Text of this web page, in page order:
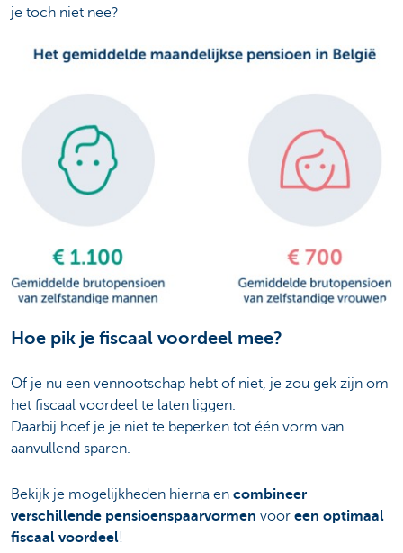
je toch niet nee?
Hoe pik je fiscaal voordeel mee?
Of je nu een vennootschap hebt of niet, je zou gek zijn om
het fiscaal voordeel te laten liggen.
Daarbij hoef je je niet te beperken tot één vorm van
aanvullend sparen.
Bekijk je mogelijkheden hierna en combineer
verschillende pensioenspaarvormen voor een optimaal
fiscaal voordeel!